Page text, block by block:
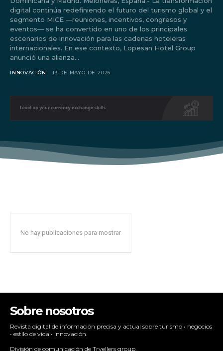
Don't miss
to stay in the loop.
digital continúa redefiniendo el futuro del turismo global y el
segmento MICE —reuniones, incentivos, congresos y
eventos— se ha convertido en uno de los principales
escenarios de innovación para las cadenas hoteleras
internacionales. En ese contexto, Lopesan Hotel Group
anunció una alianza...
INNOVACIÓN 13 DE MAYO DE 2026
No hay publicaciones para mostrar
Sobre nosotros
Revista digital de información precisa y actual sobre turismo • negocios
• estilo de vida • innovación.
División de comunicación de Trvellers group.